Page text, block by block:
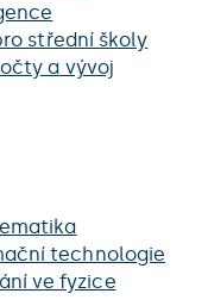
střední školy
a vývoj
technologie
ve fyzice